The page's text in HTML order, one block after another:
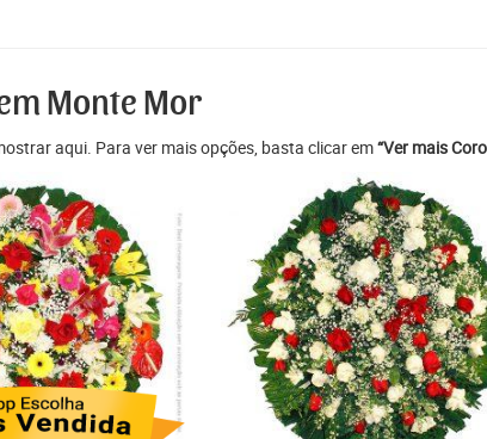
Monte Mor
aqui. Para ver mais opções, basta clicar em“Ver mais